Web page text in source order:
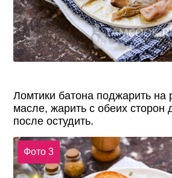
Ломтики батона поджарить на
масле, жарить с обеих сторон
после остудить.
Фото 3